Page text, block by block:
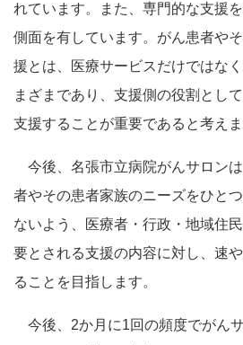
れています。また、専門的な支援
側面を有しています。がん患者や
援とは、医療サービスだけではな
まざまであり、支援側の役割とし
支援することが重要であると考えま
今後、名張市立病院がんサロン
者やその患者家族のニーズをひと
ないよう、医療者・行政・地域住
要とされる支援の内容に対し、速
ることを目指します。
今後、2か月に1回の頻度でがん